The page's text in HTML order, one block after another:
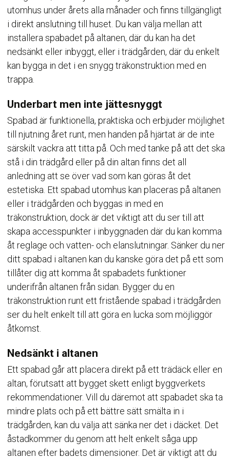
utomhus under årets alla månader och finns tillgängligt
i direkt anslutning till huset. Du kan välja mellan att
installera spabadet på altanen, där du kan ha det
nedsänkt eller inbyggt, eller i trädgården, där du enkelt
kan bygga in det i en snygg träkonstruktion med en
trappa.
Underbart men inte jättesnyggt
Spabad är funktionella, praktiska och erbjuder möjlighet
till njutning året runt, men handen på hjärtat är de inte
särskilt vackra att titta på. Och med tanke på att det ska
stå i din trädgård eller på din altan finns det all
anledning att se över vad som kan göras åt det
estetiska. Ett spabad utomhus kan placeras på altanen
eller i trädgården och byggas in med en
träkonstruktion, dock är det viktigt att du ser till att
skapa accesspunkter i inbyggnaden där du kan komma
åt reglage och vatten- och elanslutningar. Sänker du ner
ditt spabad i altanen kan du kanske göra det på ett som
tillåter dig att komma åt spabadets funktioner
underifrån altanen från sidan. Bygger du en
träkonstruktion runt ett fristående spabad i trädgården
ser du helt enkelt till att göra en lucka som möjliggör
åtkomst.
Nedsänkt i altanen
Ett spabad går att placera direkt på ett trädäck eller en
altan, förutsatt att bygget skett enligt byggverkets
rekommendationer. Vill du däremot att spabadet ska ta
mindre plats och på ett bättre sätt smälta in i
trädgården, kan du välja att sänka ner det i däcket. Det
åstadkommer du genom att helt enkelt såga upp
altanen efter badets dimensioner. Det är viktigt att du